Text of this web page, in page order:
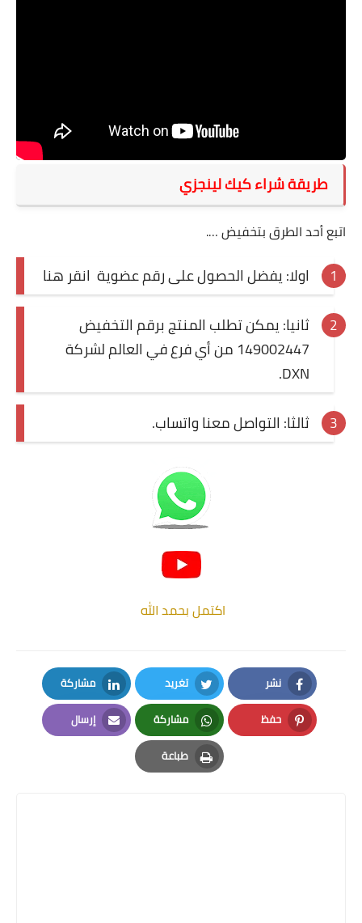
طريقة شراء كيك لينجزي
اتبع أحد الطرق بتخفيض ….
اولا: يفضل الحصول على رقم عضوية انقر هنا
ثانيا: يمكن تطلب المنتج برقم التخفيض
149002447 من أي فرع في العالم لشركة
DXN.
ثالثا: التواصل معنا واتساب.
اكتمل بحمد الله
نشر
Facebook
تغريد
Twitter
مشاركة
LinkedIn
حفظ
Pinterest
مشاركة
Whatsapp
إرسال
Email
طباعة
Print